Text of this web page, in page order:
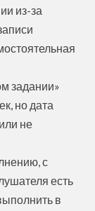
из-за
задании»
но дата
не
с
есть
в